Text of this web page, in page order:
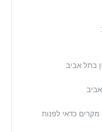
בתל אביב
כדאי לפנות